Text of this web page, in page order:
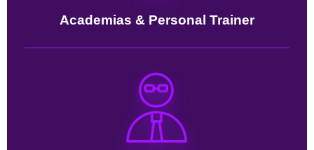
Academias & Personal Trainer